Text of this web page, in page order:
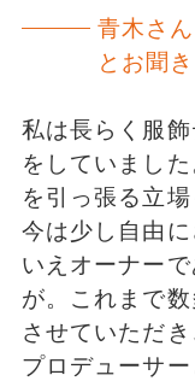
青木さ
とお聞
私は長らく服
をしていまし
を引っ張る立
今は少し自由
いえオーナー
が。これまで
させていただ
プロデューサ